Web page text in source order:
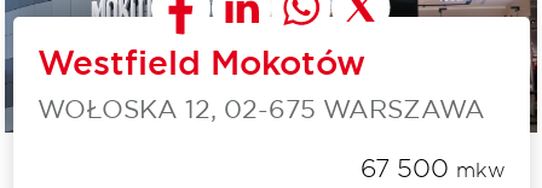
Westfield Mokotów
WOŁOSKA 12, 02-675 WARSZAWA
67 500 mkw